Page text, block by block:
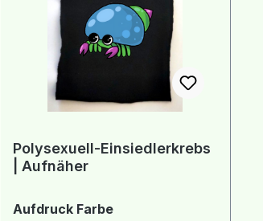
Polysexuell-Einsiedlerkrebs
| Aufnäher
Aufdruck Farbeauswählen